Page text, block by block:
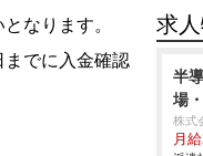
なります。
までに入金確認
求
半
場
株式
月